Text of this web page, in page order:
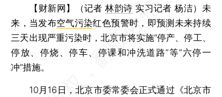
【财新网】（记者林韵诗 实习记者 杨洁） 未
来，当发布空气污染红色预警时，即预测未来持续
三天出现严重污染时，北京市将实施“停产、停工、
停放、停烧、停车、停课和冲洗道路”等“六停一
冲”措施。
10月16日，北京市委常委会正式通过《北京市